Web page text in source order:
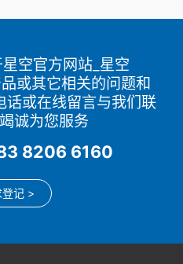
空官方网站_星空
或其它相关的问题和
话或在线留言与我们联
诚为您服务
8206 6160
登记 >